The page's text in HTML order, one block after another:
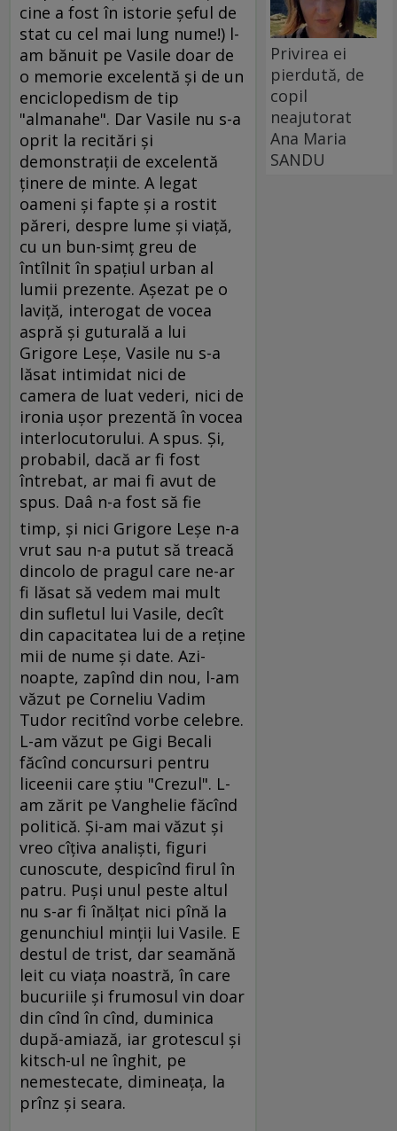
cine a fost în istorie şeful de
stat cu cel mai lung nume!) l-
am bănuit pe Vasile doar de
o memorie excelentă şi de un
enciclopedism de tip
"almanahe". Dar Vasile nu s-a
oprit la recitări şi
demonstraţii de excelentă
ţinere de minte. A legat
oameni şi fapte şi a rostit
păreri, despre lume şi viaţă,
cu un bun-simţ greu de
întîlnit în spaţiul urban al
lumii prezente. Aşezat pe o
laviţă, interogat de vocea
aspră şi guturală a lui
Grigore Leşe, Vasile nu s-a
lăsat intimidat nici de
camera de luat vederi, nici de
ironia uşor prezentă în vocea
interlocutorului. A spus. Şi,
probabil, dacă ar fi fost
întrebat, ar mai fi avut de
spus. Daâ n-a fost să fie
timp, şi nici Grigore Leşe n-a
vrut sau n-a putut să treacă
dincolo de pragul care ne-ar
fi lăsat să vedem mai mult
din sufletul lui Vasile, decît
din capacitatea lui de a reţine
mii de nume şi date. Azi-
noapte, zapînd din nou, l-am
văzut pe Corneliu Vadim
Tudor recitînd vorbe celebre.
L-am văzut pe Gigi Becali
făcînd concursuri pentru
liceenii care ştiu "Crezul". L-
am zărit pe Vanghelie făcînd
politică. Şi-am mai văzut şi
vreo cîţiva analişti, figuri
cunoscute, despicînd firul în
patru. Puşi unul peste altul
nu s-ar fi înălţat nici pînă la
genunchiul minţii lui Vasile. E
destul de trist, dar seamănă
leit cu viaţa noastră, în care
bucuriile şi frumosul vin doar
din cînd în cînd, duminica
după-amiază, iar grotescul şi
kitsch-ul ne înghit, pe
nemestecate, dimineaţa, la
prînz şi seara.
Privirea ei
pierdută, de
copil
neajutorat
Ana Maria
SANDU